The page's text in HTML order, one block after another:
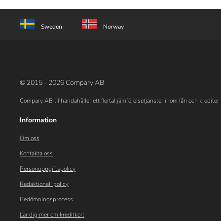
Sweden Norway
© 2015 - 2026 Compary AB
Compary AB tillhandahåller ett flertal jämförelsetjänster inom lån och krediter
Information
Om oss
Kontakta oss
Personuppgiftspolicy
Redaktionell policy
Bedömningsprocess
Lär dig mer om kreditkort